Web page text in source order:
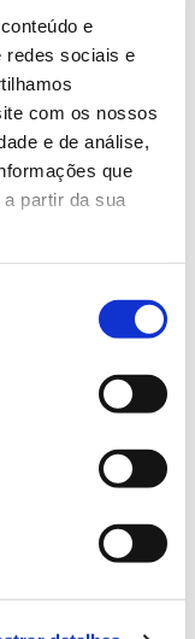
e
redes sociais e
com os nossos
e de análise,
que
partir da sua
em risco:
das-espigas: